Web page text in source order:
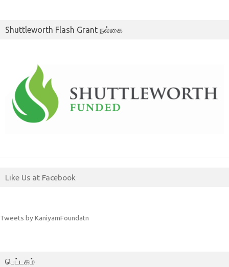
Shuttleworth Flash Grant நல்கை
Like Us at Facebook
Tweets by KaniyamFoundatn
பெட்டகம்